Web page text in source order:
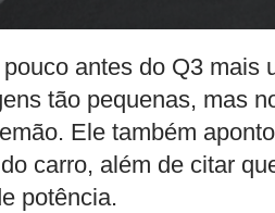
pouco antes do Q3
tão pequenas, mas
Ele também
carro, além de citar
potência.